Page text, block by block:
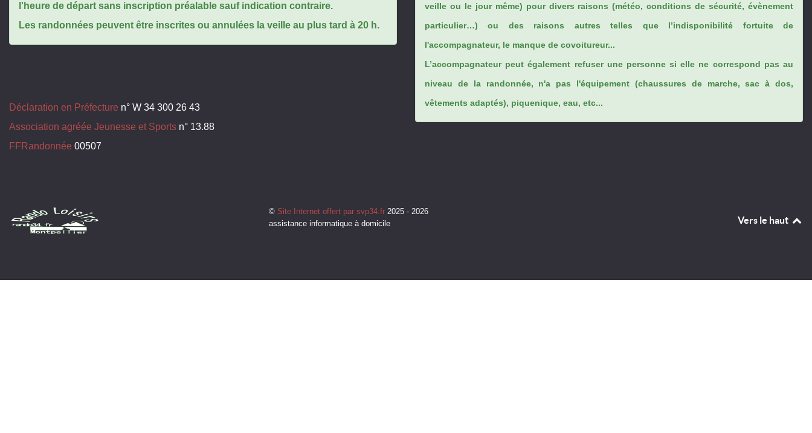
l'heure de départ sans inscription préalable sauf indication contraire.
Les randonnées peuvent être inscrites ou annulées la veille au plus tard à 20 h.
Déclaration en Préfecture n° W 34 300 26 43
Association agréée Jeunesse et Sports n° 13.88
FFRandonnée 00507
veille ou le jour même) pour divers raisons (météo, conditions de sécurité, évènement
particulier…) ou des raisons autres telles que l’indisponibilité fortuite de
l'accompagnateur, le manque de covoitureur...
L’accompagnateur peut également refuser une personne si elle ne correspond pas au
niveau de la randonnée, n'a pas l'équipement (chaussures de marche, sac à dos,
vêtements adaptés), piquenique, eau, etc...
© Site Internet offert par svp34.fr2025 - 2026
assistance informatique à domicile
Vers le haut